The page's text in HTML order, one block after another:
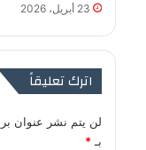
23 أبريل، 2026
اترك تعليقاً
لن يتم نشر عنوان
بـ*